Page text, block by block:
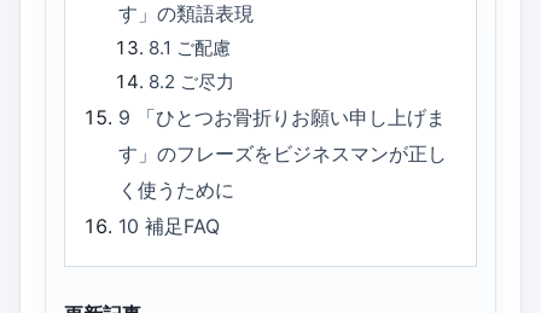
す」の類語表現
8.1 ご配慮
8.2 ご尽力
9
「ひとつお骨折りお願い申し上げま
す」のフレーズをビジネスマンが正し
く使うために
10補足FAQ